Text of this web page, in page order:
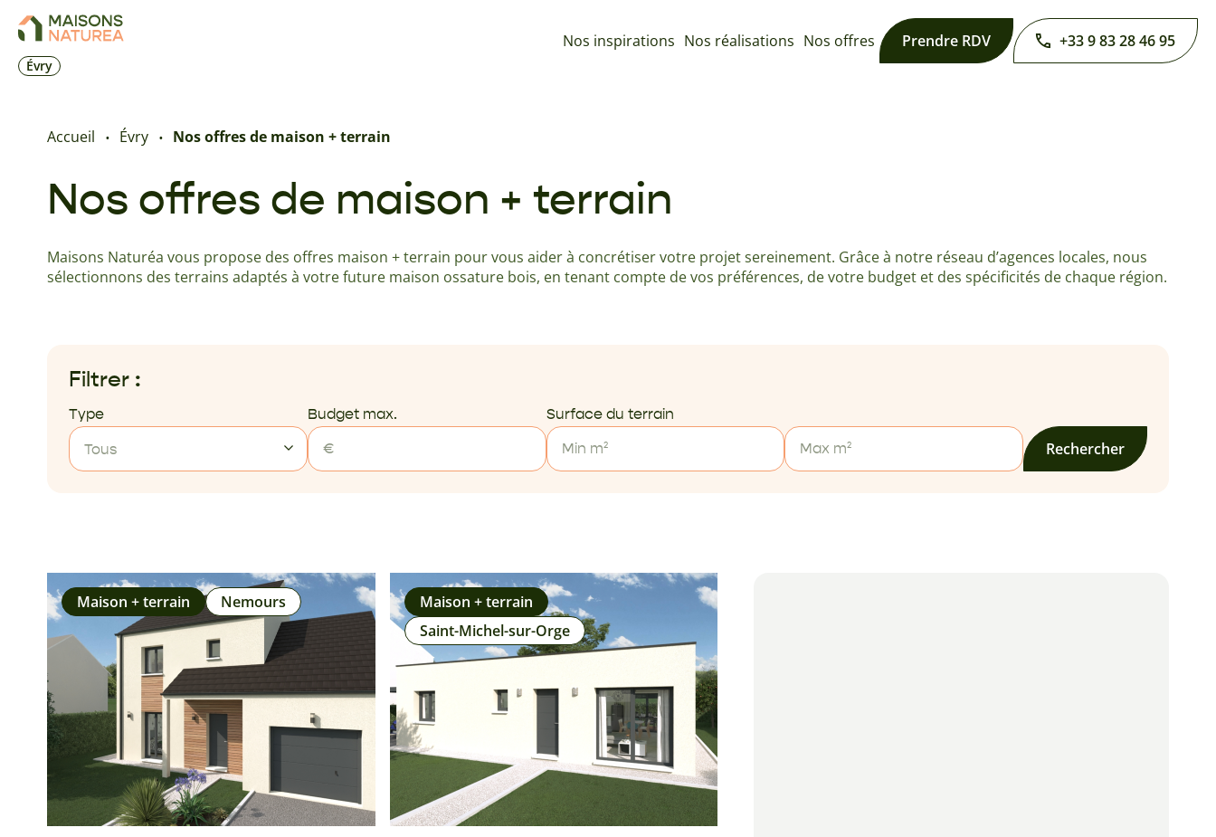
Évry
Nos inspirations Nos réalisations Nos offres Prendre RDV +33 9 83 28 46 95
Accueil Évry Nos offres de maison + terrain
Nos offres de maison + terrain
Maisons Naturéa vous propose des offres maison + terrain pour vous aider à concrétiser votre projet sereinement. Grâce à notre réseau d’agences locales, nous
sélectionnons des terrains adaptés à votre future maison ossature bois, en tenant compte de vos préférences, de votre budget et des spécificités de chaque région.
Filtrer :
Type
Tous
Budget max. Surface du terrain
Rechercher
Maison + terrain Nemours
Maison + terrain
Saint-Michel-sur-Orge